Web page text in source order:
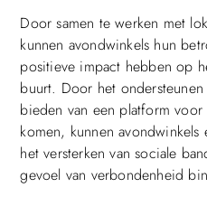
Door samen te werken met
kunnen avondwinkels hun
positieve impact hebben op
buurt. Door het
bieden van een platform
komen, kunnen
het versterken van sociale
gevoel van verbondenheid